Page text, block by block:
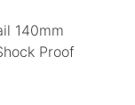
140mm
Proof